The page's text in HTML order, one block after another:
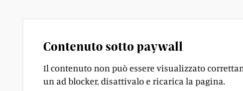
Contenuto sotto paywall
Il contenuto non può essere visualizzato
un ad blocker, disattivalo e ricarica la pagina.